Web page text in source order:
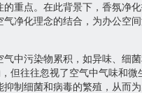
重点。在此背景下，香氛净
净化理念的结合，为办公空间
中污染物累积，如异味、细
但往往忽视了空气中气味和微
制细菌和病毒的繁殖，从而